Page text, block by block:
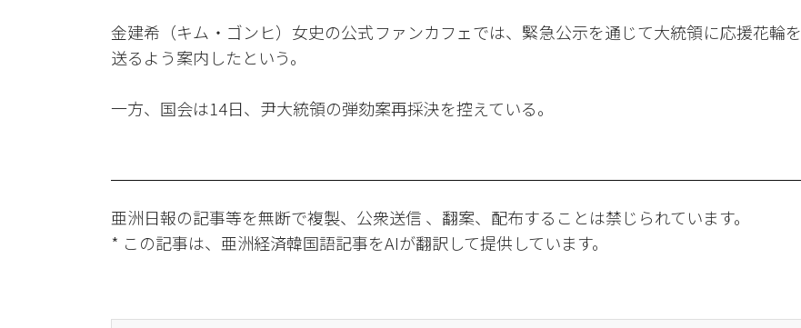
金建希（キム・ゴンヒ）女史の公式ファンカフェでは、緊急公示を通じて大統領に応援花輪を
送るよう案内したという。
一方、国会は14日、尹大統領の弾劾案再採決を控えている。
亜洲日報の記事等を無断で複製、公衆送信 、翻案、配布することは禁じられています。
* この記事は、亜洲経済韓国語記事をAIが翻訳して提供しています。